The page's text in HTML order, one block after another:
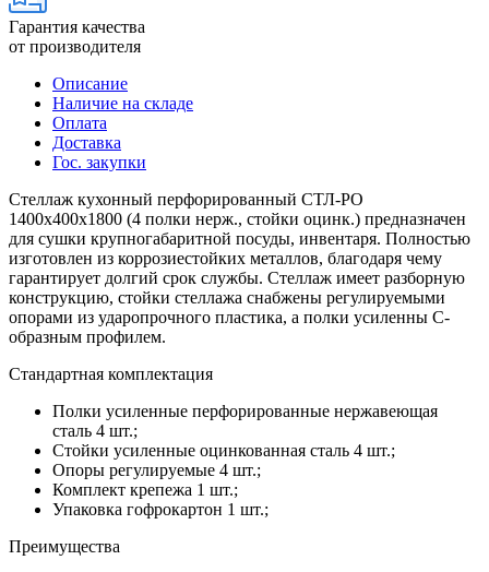
Гарантия качества
от производителя
Описание
Наличие на складе
Оплата
Доставка
Гос. закупки
Стеллаж кухонный перфорированный СТЛ-РО
1400х400х1800 (4 полки нерж., стойки оцинк.) предназначен
для сушки крупногабаритной посуды, инвентаря. Полностью
изготовлен из коррозиестойких металлов, благодаря чему
гарантирует долгий срок службы. Стеллаж имеет разборную
конструкцию, стойки стеллажа снабжены регулируемыми
опорами из ударопрочного пластика, а полки усиленны С-
образным профилем.
Стандартная комплектация
Полки усиленные перфорированные нержавеющая
сталь 4 шт.;
Стойки усиленные оцинкованная сталь 4 шт.;
Опоры регулируемые 4 шт.;
Комплект крепежа 1 шт.;
Упаковка гофрокартон 1 шт.;
Преимущества